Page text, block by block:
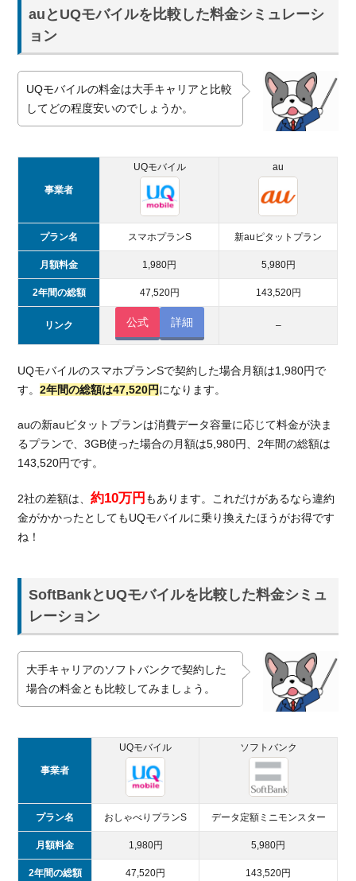
auとUQモバイルを比較した料金シミュレーシ
ョン
UQモバイルの料金は大手キャリアと比較
してどの程度安いのでしょうか。
事業者
UQモバイル au
プラン名 スマホプランS 新auピタットプラン
月額料金 1,980円 5,980円
2年間の総額 47,520円 143,520円
リンク 公式 詳細 –
UQモバイルのスマホプランSで契約した場合月額は1,980円で
す。2年間の総額は47,520円になります。
auの新auピタットプランは消費データ容量に応じて料金が決ま
るプランで、3GB使った場合の月額は5,980円、2年間の総額は
143,520円です。
2社の差額は、約10万円 もあります。これだけがあるなら違約
金がかかったとしてもUQモバイルに乗り換えたほうがお得です
ね！
SoftBankとUQモバイルを比較した料金シミュ
レーション
大手キャリアのソフトバンクで契約した
場合の料金とも比較してみましょう。
事業者
UQモバイル ソフトバンク
プラン名 おしゃべりプランS データ定額ミニモンスター
月額料金 1,980円 5,980円
2年間の総額 47,520円 143,520円